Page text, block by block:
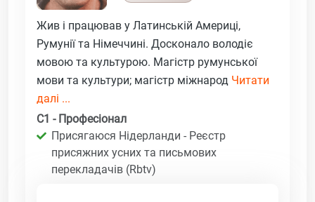
Жив і працював у Латинській Америці,
Румунії та Німеччині. Досконало володіє
мовою та культурою. Магістр румунської
мови та культури; магістр міжнарод Читати
далі ...
C1 - Професіонал
Присягаюся Нідерланди - Реєстр
присяжних усних та письмових
перекладачів (Rbtv)